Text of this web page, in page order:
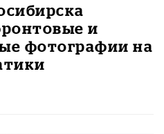
и
фотографии на